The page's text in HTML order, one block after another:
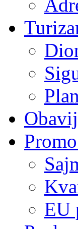
EU